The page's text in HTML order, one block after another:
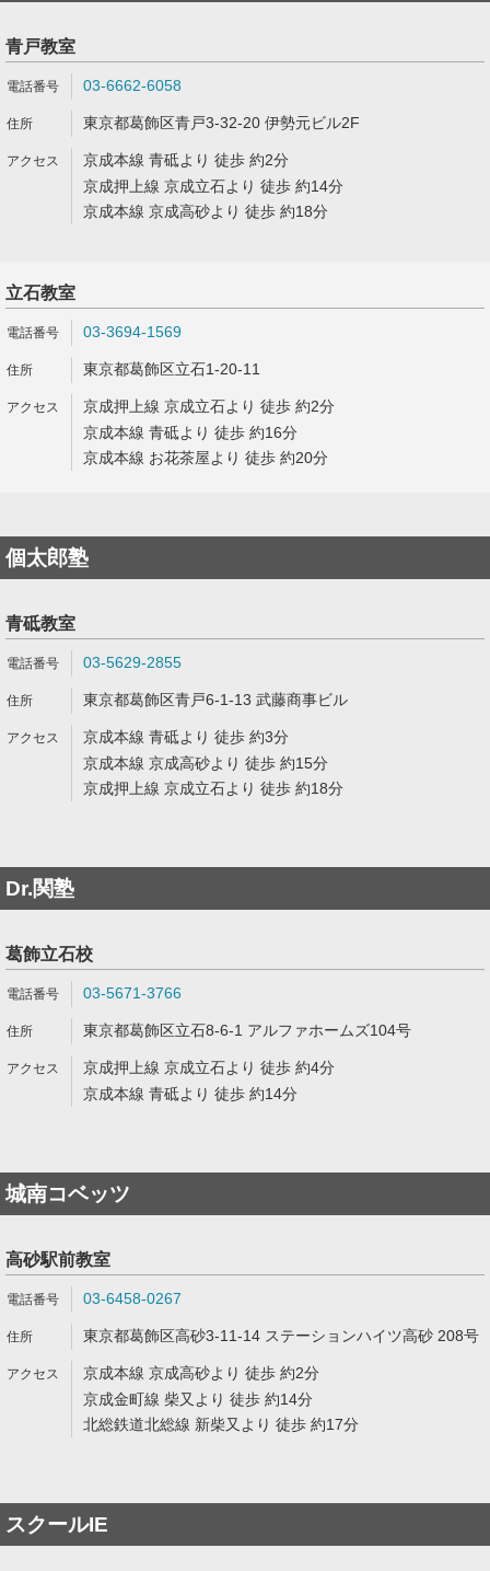
青戸教室
03-6662-6058
東京都葛飾区青戸3-32-20 伊勢元ビル2F
京成本線 青砥より 徒歩 約2分
京成押上線 京成立石より 徒歩 約14分
京成本線 京成高砂より 徒歩 約18分
立石教室
03-3694-1569
東京都葛飾区立石1-20-11
京成押上線 京成立石より 徒歩 約2分
京成本線 青砥より 徒歩 約16分
京成本線 お花茶屋より 徒歩 約20分
個太郎塾
青砥教室
03-5629-2855
東京都葛飾区青戸6-1-13 武藤商事ビル
京成本線 青砥より 徒歩 約3分
京成本線 京成高砂より 徒歩 約15分
京成押上線 京成立石より 徒歩 約18分
Dr.関塾
葛飾立石校
03-5671-3766
東京都葛飾区立石8-6-1 アルファホームズ104号
京成押上線 京成立石より 徒歩 約4分
京成本線 青砥より 徒歩 約14分
城南コベッツ
高砂駅前教室
03-6458-0267
東京都葛飾区高砂3-11-14 ステーションハイツ高砂 208号
京成本線 京成高砂より 徒歩 約2分
京成金町線 柴又より 徒歩 約14分
北総鉄道北総線 新柴又より 徒歩 約17分
スクールIE